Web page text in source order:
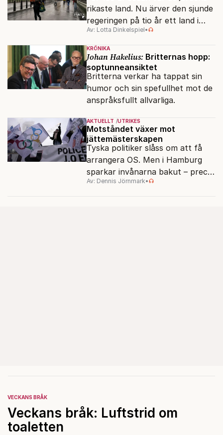
rikaste land. Nu ärver den sjunde
regeringen på tio år ett land i
politiskt och ekonomiskt kaos.
Av: Lotta Dinkelspiel•
KRÖNIKA
Johan Hakelius: Britternas hopp:
soptunneansiktet
Britterna verkar ha tappat sin
humor och sin spefullhet mot de
anspråksfullt allvarliga.
AKTUELLT UTRIKES
Motståndet växer mot
jättemästerskapen
Tyska politiker slåss om att få
arrangera OS. Men i Hamburg
sparkar invånarna bakut – precis
som de gjort tidigare i Paris,
Av: Dennis Jörnmark•
VECKANS BRÅK
Veckans bråk: Luftstrid om
toaletten